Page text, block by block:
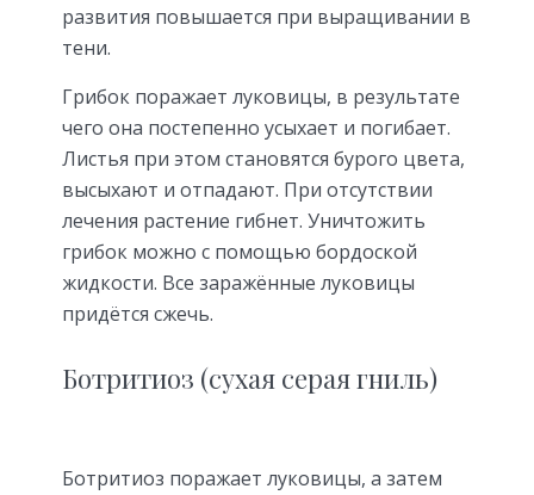
развития повышается при выращивании в
тени.
Грибок поражает луковицы, в результате
чего она постепенно усыхает и погибает.
Листья при этом становятся бурого цвета,
высыхают и отпадают. При отсутствии
лечения растение гибнет. Уничтожить
грибок можно с помощью бордоской
жидкости. Все заражённые луковицы
придётся сжечь.
Ботритиоз (сухая серая гниль)
Ботритиоз поражает луковицы, а затем